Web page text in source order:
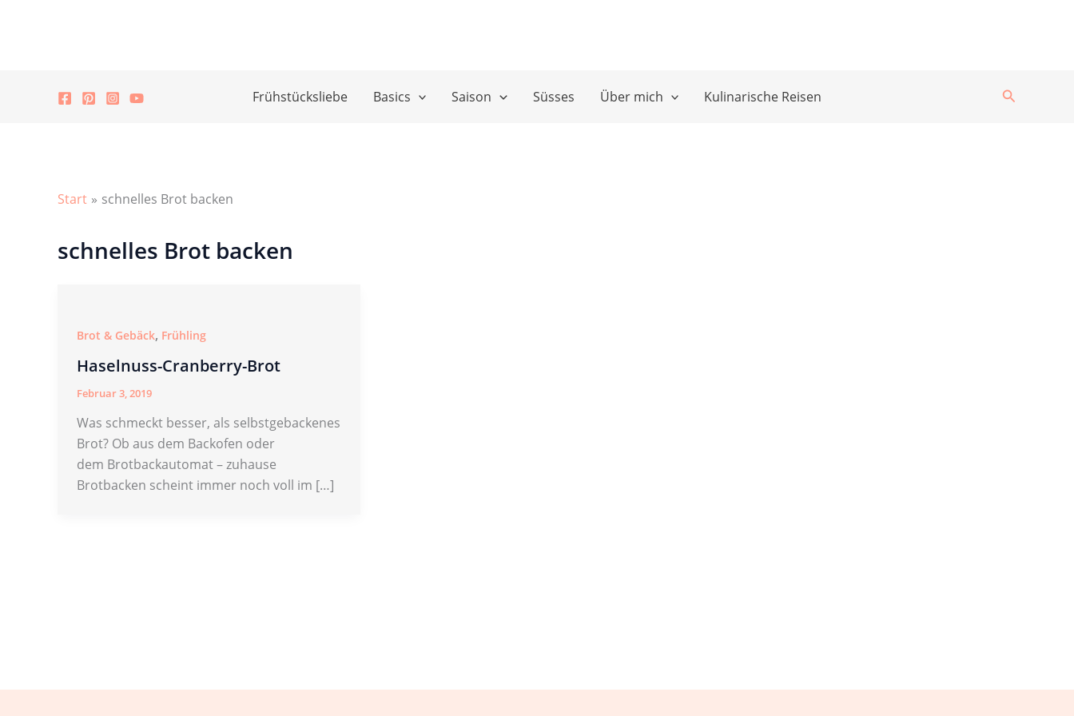
Frühstücksliebe Basics Saison Süsses Über mich Kulinarische Reisen Suchen
Start schnelles Brot backen
schnelles Brot backen
Brot & Gebäck, Frühling
Haselnuss-Cranberry-Brot
Februar 3, 2019
Was schmeckt besser, als selbstgebackenes
Brot? Ob aus dem Backofen oder
dem Brotbackautomat – zuhause
Brotbacken scheint immer noch voll im […]